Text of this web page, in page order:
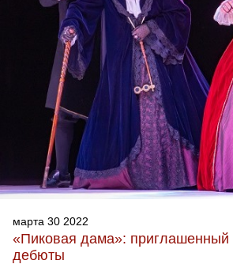
марта 30 2022
«Пиковая дама»: приглашенный
дебюты